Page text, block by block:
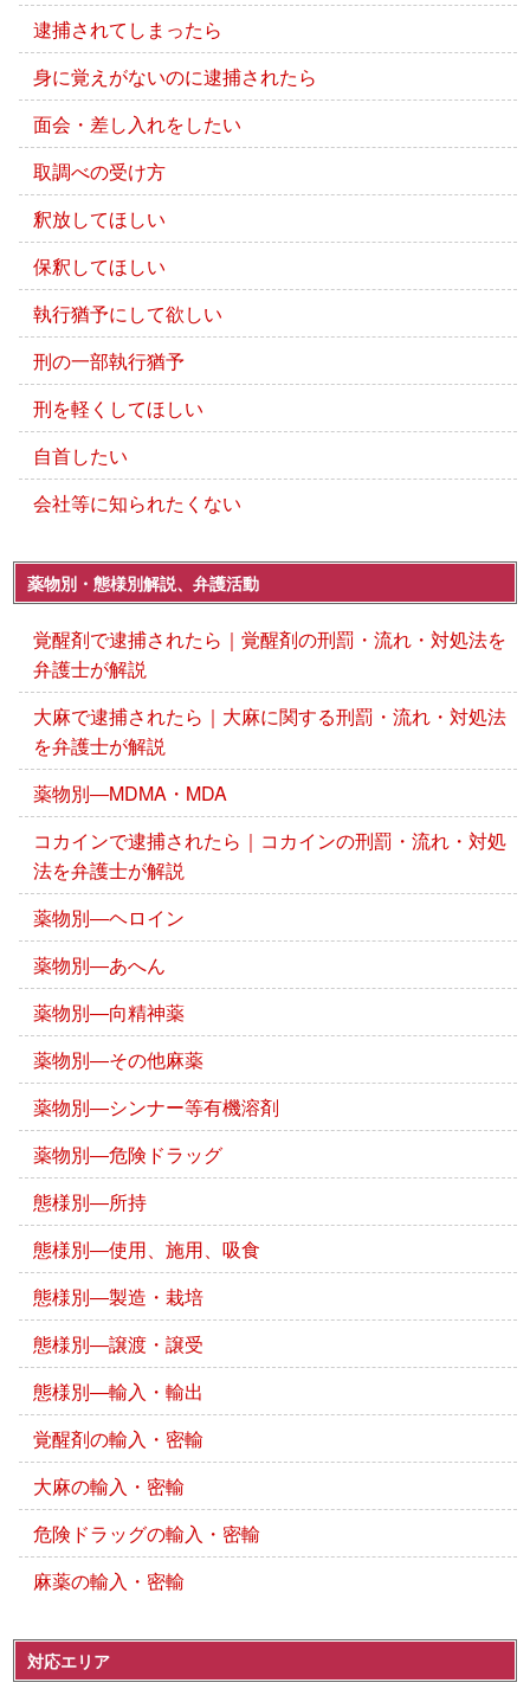
逮捕されてしまったら
身に覚えがないのに逮捕されたら
面会・差し入れをしたい
取調べの受け方
釈放してほしい
保釈してほしい
執行猶予にして欲しい
刑の一部執行猶予
刑を軽くしてほしい
自首したい
会社等に知られたくない
薬物別・態様別解説、弁護活動
覚醒剤で逮捕されたら｜覚醒剤の刑罰・流れ・対処法を
弁護士が解説
大麻で逮捕されたら｜大麻に関する刑罰・流れ・対処法
を弁護士が解説
薬物別―MDMA・MDA
コカインで逮捕されたら｜コカインの刑罰・流れ・対処
法を弁護士が解説
薬物別―ヘロイン
薬物別―あへん
薬物別―向精神薬
薬物別―その他麻薬
薬物別―シンナー等有機溶剤
薬物別―危険ドラッグ
態様別―所持
態様別―使用、施用、吸食
態様別―製造・栽培
態様別―譲渡・譲受
態様別―輸入・輸出
覚醒剤の輸入・密輸
大麻の輸入・密輸
危険ドラッグの輸入・密輸
麻薬の輸入・密輸
対応エリア